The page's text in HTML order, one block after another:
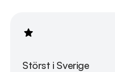
Störst i Sverige